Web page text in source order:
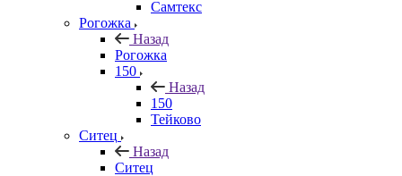
Самтекс
Рогожка
Назад
Рогожка
150
Назад
150
Тейково
Ситец
Назад
Ситец